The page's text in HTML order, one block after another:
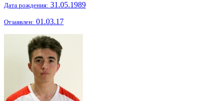
Дата рождения: 31.05.1989
Отзаявлен: 01.03.17